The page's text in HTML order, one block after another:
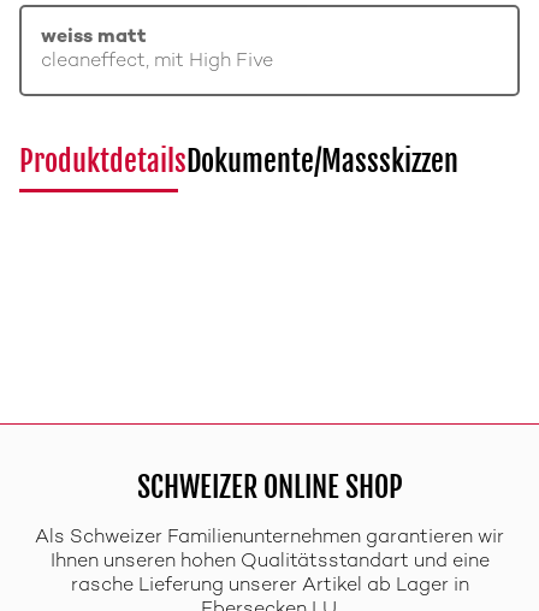
weiss matt
cleaneffect, mit High Five
ProduktdetailsDokumente/Massskizzen
SCHWEIZER ONLINE SHOP
Als Schweizer Familienunternehmen garantieren wir
Ihnen unseren hohen Qualitätsstandart und eine
rasche Lieferung unserer Artikel ab Lager in